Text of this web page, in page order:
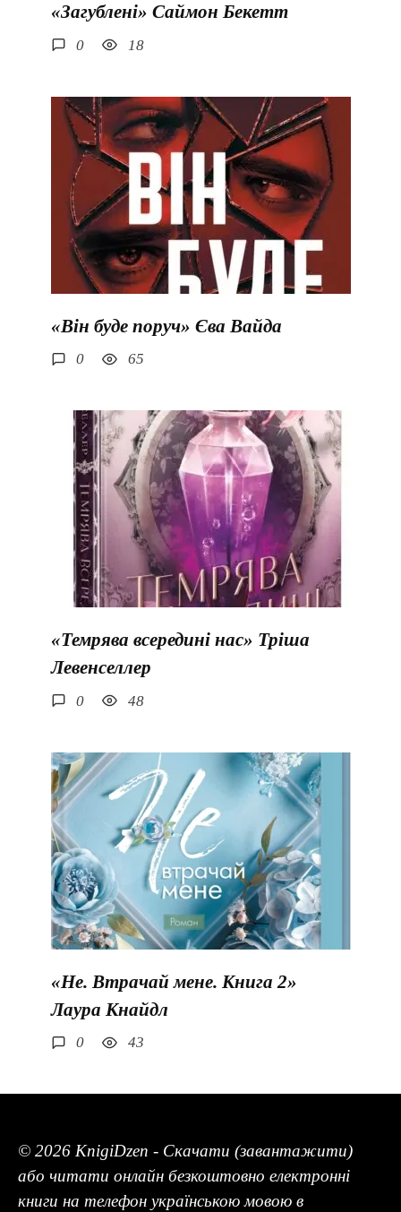
«Загублені» Саймон Бекетт
0 18
«Він буде поруч» Єва Вайда
0 65
«Темрява всередині нас» Тріша
Левенселлер
0 48
«Не. Втрачай мене. Книга 2»
Лаура Кнайдл
0 43
© 2026 KnigiDzen - Скачати (завантажити)
або читати онлайн безкоштовно електронні
книги на телефон українською мовою в